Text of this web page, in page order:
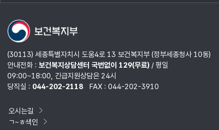
열기
(30113) 세종특별자치시 도움4로 13 보건복지부 (정부세종청사 10동)
안내전화 : 보건복지상담센터 국번없이 129(무료)/ 평일
09:00~18:00, 긴급지원상담은 24시
당직실 : 044-202-2118 FAX : 044-202-3910
오시는길
ㄱ~ㅎ색인